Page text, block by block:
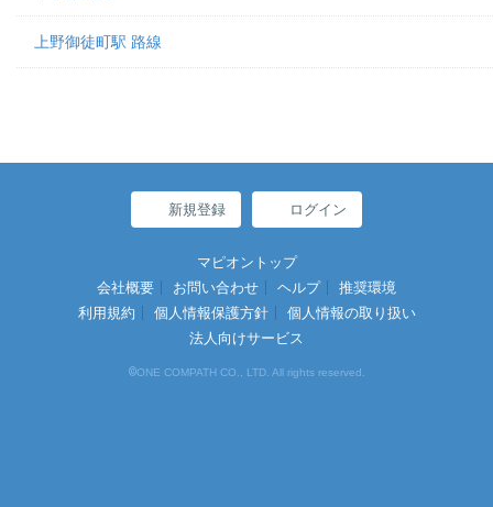
上野御徒町駅 路線
新規登録 ログイン
マピオントップ
会社概要
お問い合わせ ヘルプ
推奨環境
利用規約
個人情報保護方針
個人情報の取り扱い
法人向けサービス
©ONE COMPATH CO., LTD. All rights reserved.